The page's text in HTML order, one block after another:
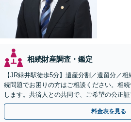
相続財産調査・鑑定
【JR緑井駅徒歩5分】遺産分割／遺留分／
続問題でお困りの方はご相談ください。相
します。共済人との共同で、ご希望の公正証
【完全個室】
料金表を見る